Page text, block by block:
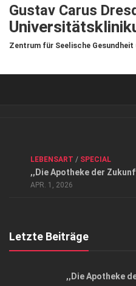
Gustav Carus
Zentrum für Seelische
Datenschutzerklärung
Top Magazin Dresden /
LEBENSART / SPECIAL
,,Die Apotheke der
APR. 1, 2026
Letzte Beiträge
,,Die Apotheke